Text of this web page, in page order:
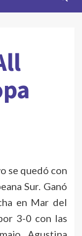
se quedó con
Sur. Ganó
en Mar del
3-0 con las